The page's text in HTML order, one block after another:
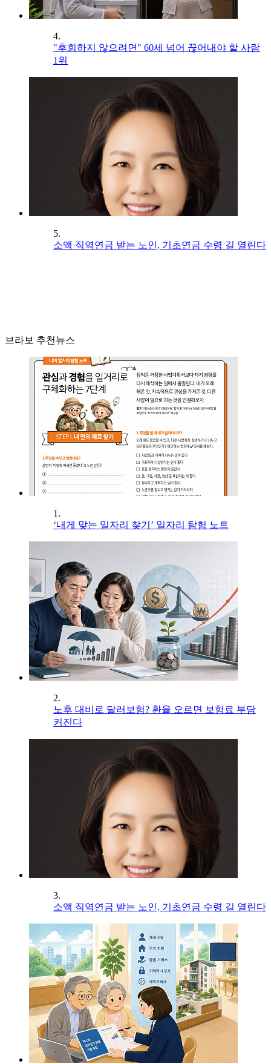
4.
"후회하지 않으려면" 60세 넘어 끊어내야 할 사람
1위
5.
소액 직역연금 받는 노인, 기초연금 수령 길 열린다
브라보 추천뉴스
1.
‘내게 맞는 일자리 찾기’ 일자리 탐험 노트
2.
노후 대비로 달러보험? 환율 오르면 보험료 부담
커진다
3.
소액 직역연금 받는 노인, 기초연금 수령 길 열린다